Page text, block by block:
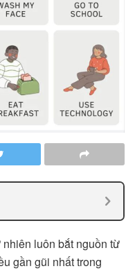
luôn bắt nguồn từ
gần gũi nhất trong